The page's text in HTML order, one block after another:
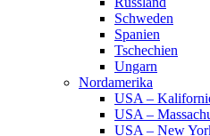
Schweden
Spanien
Tschechien
Ungarn
Nordamerika
USA –
USA –
USA – New